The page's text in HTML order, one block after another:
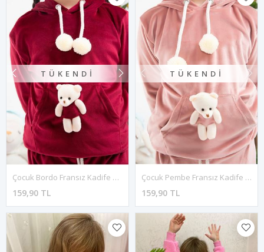
TÜKENDI
Çocuk Bordo Fransız Kadife Kışlık Ponponlu Ayıcıklı Takım 4C-4086
159,90 TL
TÜKENDI
Çocuk Pembe Fransız Kadife Kışlık Ponponlu Ayıcıklı Takım 4C-4085
159,90 TL